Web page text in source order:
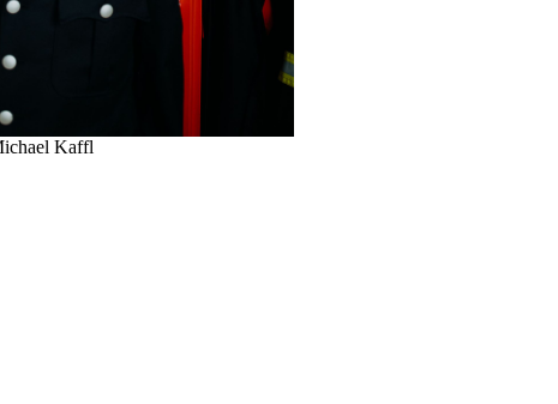
Kaffl